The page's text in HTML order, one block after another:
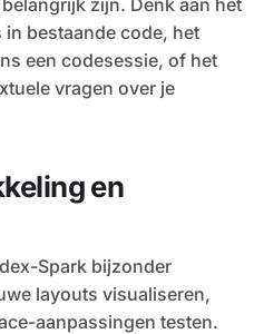
zijn. Denk aan het
bestaande code, het
een codesessie, of het
vragen over je
en
Spark bijzonder
layouts visualiseren,
aanpassingen testen.